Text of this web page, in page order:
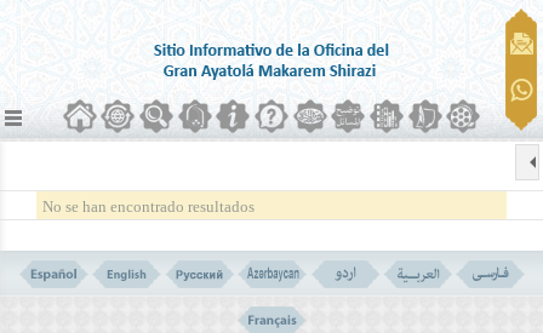
No se han encontrado resultados